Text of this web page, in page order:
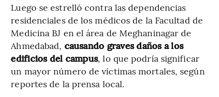
Luego se estrelló contra las dependencias
residenciales de los médicos de la Facultad de
Medicina BJ en el área de Meghaninagar de
Ahmedabad, causando graves daños a los
edificios del campus, lo que podría significar
un mayor número de víctimas mortales, según
reportes de la prensa local.